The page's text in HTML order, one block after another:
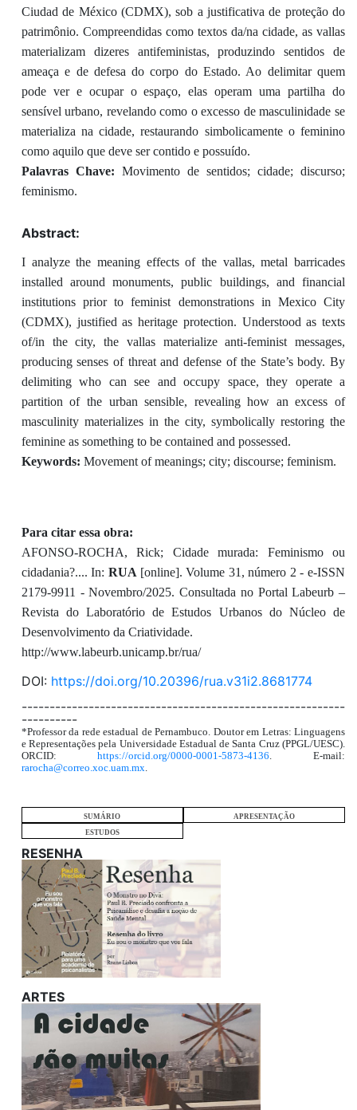
Ciudad de México (CDMX), sob a justificativa de proteção do
patrimônio. Compreendidas como textos da/na cidade, as vallas
materializam dizeres antifeministas, produzindo sentidos de
ameaça e de defesa do corpo do Estado. Ao delimitar quem
pode ver e ocupar o espaço, elas operam uma partilha do
sensível urbano, revelando como o excesso de masculinidade se
materializa na cidade, restaurando simbolicamente o feminino
como aquilo que deve ser contido e possuído.
Palavras Chave: Movimento de sentidos; cidade; discurso;
feminismo.
Abstract:
I analyze the meaning effects of the vallas, metal barricades
installed around monuments, public buildings, and financial
institutions prior to feminist demonstrations in Mexico City
(CDMX), justified as heritage protection. Understood as texts
of/in the city, the vallas materialize anti-feminist messages,
producing senses of threat and defense of the State’s body. By
delimiting who can see and occupy space, they operate a
partition of the urban sensible, revealing how an excess of
masculinity materializes in the city, symbolically restoring the
feminine as something to be contained and possessed.
Keywords: Movement of meanings; city; discourse; feminism.
Para citar essa obra:
AFONSO-ROCHA, Rick; Cidade murada: Feminismo ou
cidadania?.... In:RUA [online]. Volume 31, número 2 - e-ISSN
2179-9911 - Novembro/2025. Consultada no Portal Labeurb –
Revista do Laboratório de Estudos Urbanos do Núcleo de
Desenvolvimento da Criatividade.
http://www.labeurb.unicamp.br/rua/
DOI: https://doi.org/10.20396/rua.v31i2.8681774
----------------------------------------------------------
----------
*Professor da rede estadual de Pernambuco. Doutor em Letras: Linguagens
e Representações pela Universidade Estadual de Santa Cruz (PPGL/UESC).
ORCID:https://orcid.org/0000-0001-5873-4136. E-mail:
rarocha@correo.xoc.uam.mx.
SUMÁRIO
APRESENTAÇÃO
ESTUDOS
RESENHA
ARTES